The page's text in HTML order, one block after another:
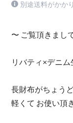
別途送料がかか
〜 ご覧頂きまし
リバティ×デニ
長財布がちょう
軽くて お使い頂